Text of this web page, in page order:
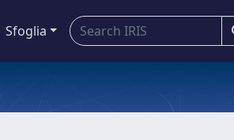
Sfoglia